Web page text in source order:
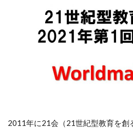
2011年に21会（21世紀型教育を創